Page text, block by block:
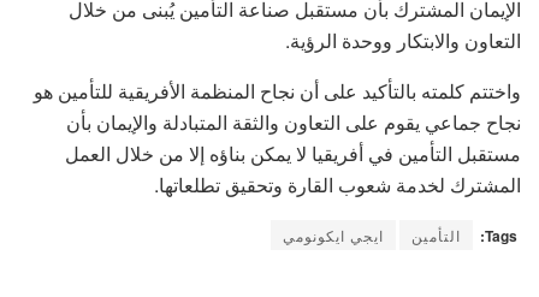
الإيمان المشترك بأن مستقبل صناعة التأمين يُبنى من خلال
التعاون والابتكار ووحدة الرؤية.
واختتم كلمته بالتأكيد على أن نجاح المنظمة الأفريقية للتأمين هو
نجاح جماعي يقوم على التعاون والثقة المتبادلة والإيمان بأن
مستقبل التأمين في أفريقيا لا يمكن بناؤه إلا من خلال العمل
المشترك لخدمة شعوب القارة وتحقيق تطلعاتها.
Tags: التأمين ايجي ايكونومي